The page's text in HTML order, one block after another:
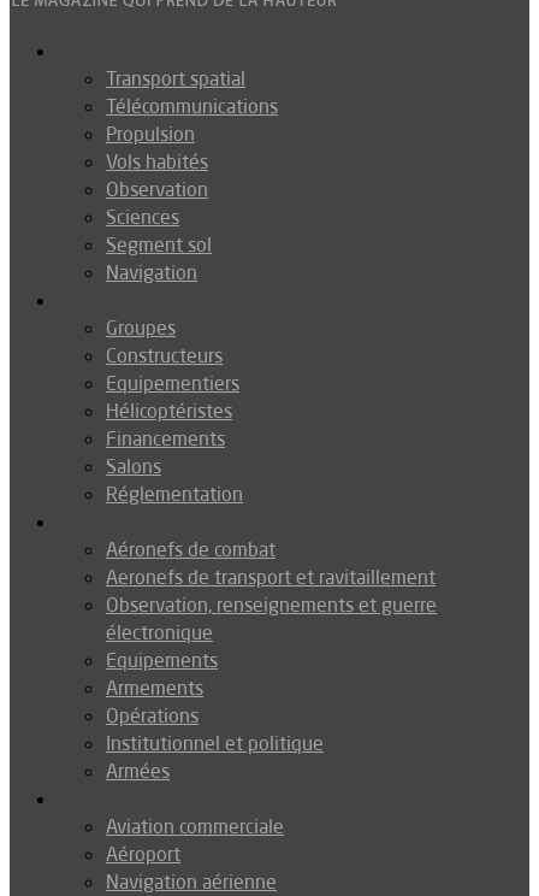
Transport spatial
Télécommunications
Propulsion
Vols habités
Observation
Sciences
Segment sol
Navigation
Groupes
Constructeurs
Equipementiers
Hélicoptéristes
Financements
Salons
Réglementation
Aéronefs de combat
Aeronefs de transport et ravitaillement
Observation, renseignements et guerre
électronique
Equipements
Armements
Opérations
Institutionnel et politique
Armées
Aviation commerciale
Aéroport
Navigation aérienne